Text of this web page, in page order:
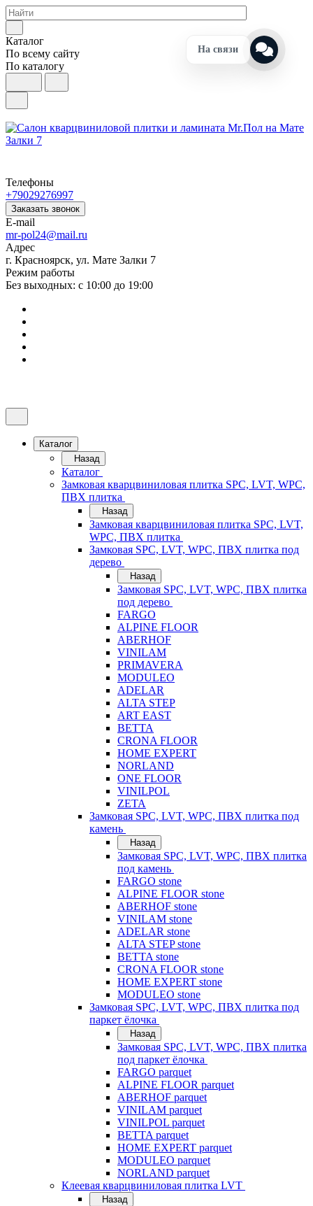
Каталог
По всему сайту
По каталогу
Телефоны
+79029276997
Заказать звонок
E-mail
mr-pol24@mail.ru
Адрес
г. Красноярск, ул. Мате Залки 7
Режим работы
Без выходных: с 10:00 до 19:00
Каталог
Назад
Каталог
Замковая кварцвиниловая плитка SPC, LVT, WPC,
ПВХ плитка
Назад
Замковая кварцвиниловая плитка SPC, LVT,
WPC, ПВХ плитка
Замковая SPC, LVT, WPC, ПВХ плитка под
дерево
Назад
Замковая SPC, LVT, WPC, ПВХ плитка
под дерево
FARGO
ALPINE FLOOR
ABERHOF
VINILAM
PRIMAVERA
MODULEO
ADELAR
ALTA STEP
ART EAST
BETTA
CRONA FLOOR
HOME EXPERT
NORLAND
ONE FLOOR
VINILPOL
ZETA
Замковая SPC, LVT, WPC, ПВХ плитка под
камень
Назад
Замковая SPC, LVT, WPC, ПВХ плитка
под камень
FARGO stone
ALPINE FLOOR stone
ABERHOF stone
VINILAM stone
ADELAR stone
ALTA STEP stone
BETTA stone
CRONA FLOOR stone
HOME EXPERT stone
MODULEO stone
Замковая SPC, LVT, WPC, ПВХ плитка под
паркет ёлочка
Назад
Замковая SPC, LVT, WPC, ПВХ плитка
под паркет ёлочка
FARGO parquet
ALPINE FLOOR parquet
ABERHOF parquet
VINILAM parquet
VINILPOL parquet
BETTA parquet
HOME EXPERT parquet
MODULEO parquet
NORLAND parquet
Клеевая кварцвиниловая плитка LVT
Назад
На связи